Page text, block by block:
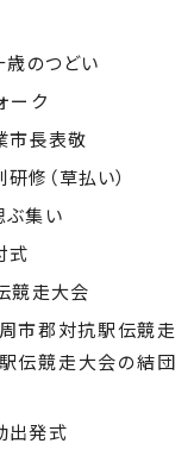
のつどい
ーク
市長表敬
修（草払い）
集い
式
競走大会
市郡対抗駅伝競走
伝競走大会の結団
出発式